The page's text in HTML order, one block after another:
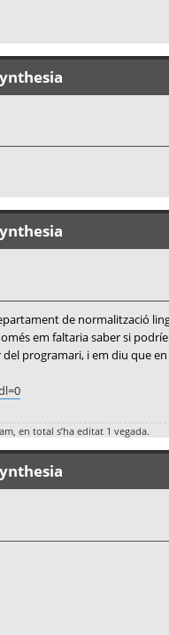
de normalització
em faltaria saber si
programari, i em diu que
en total s’ha editat 1 vegada.